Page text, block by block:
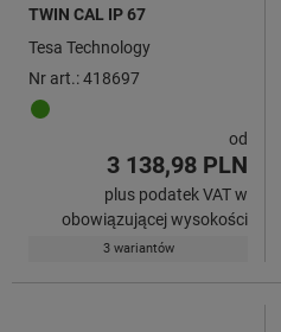
TWIN CAL IP 67
Tesa Technology
Nr art.: 418697
od
3 138,98 PLN
plus podatek VAT w
obowiązującej wysokości
3 wariantów